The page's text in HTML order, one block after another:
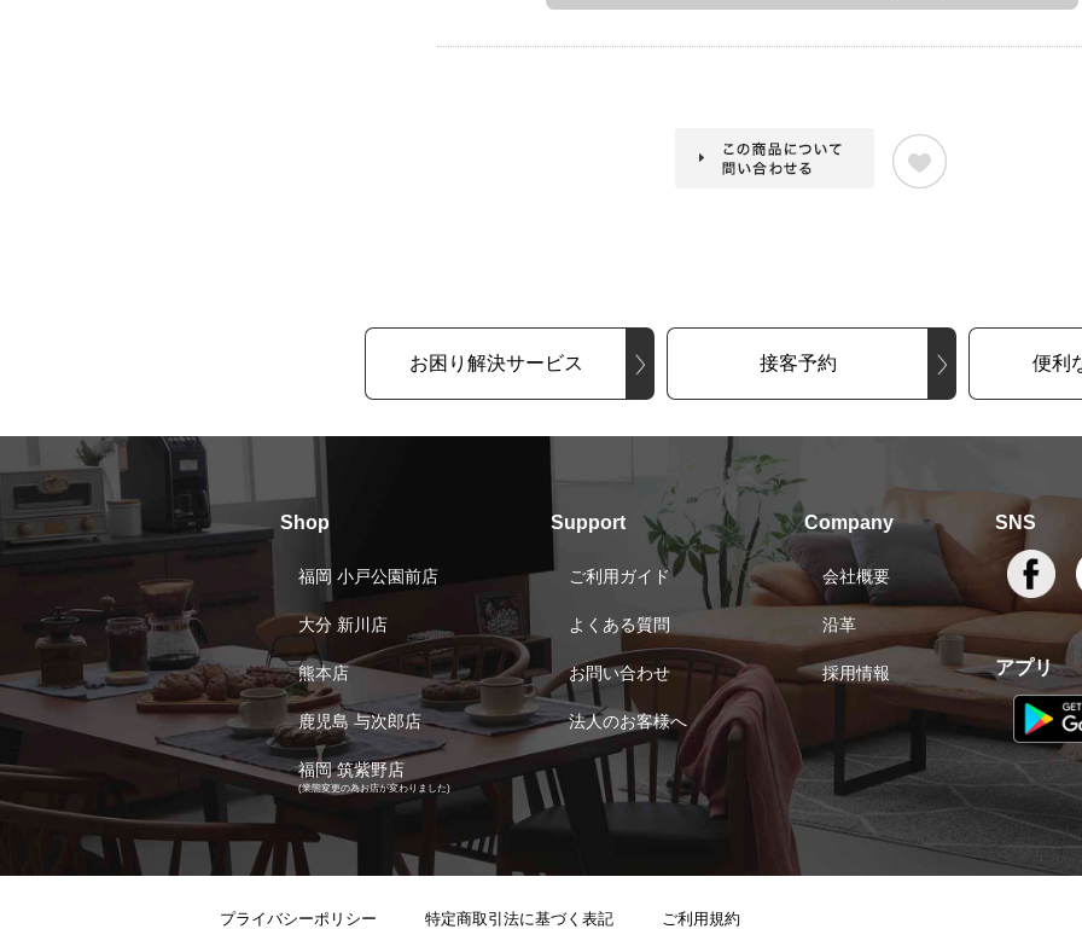
お困り解決サービス 接客予約 便利
Shop
福岡 小戸公園前店
大分 新川店
熊本店
鹿児島 与次郎店
福岡 筑紫野店
(業態変更の為お店が変わりました)
Support
ご利用ガイド
よくある質問
お問い合わせ
法人のお客様へ
Company
会社概要
沿革
採用情報
SNS
アプリ
プライバシーポリシー 特定商取引法に基づく表記 ご利用規約